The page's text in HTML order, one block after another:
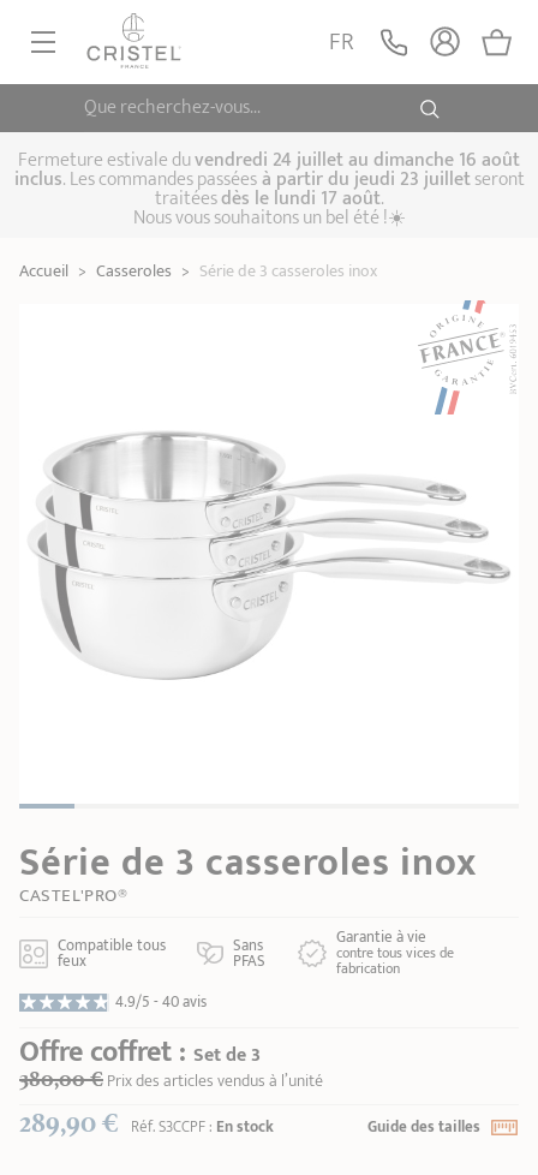
Que recherchez-vous...
FR
GUIDE D'ACHAT
RECETTES & CONSEILS
REFAIRE L'ANTIADHÉSIF
COLLECTIONS
POINTS DE VENTE
CONTACT
POÊLES, SAUTEUSES
CASSEROLES, FAITOUTS
Casseroles Cocottes, faitouts
casseroles
CUISSON VAPEUR
Biome, cuisson
saine
Couscoussiers Cuit-pâtes
Plat à four -
roaster Bains-marie Confitures
Bouilloires Cafetières Théières
Couvercles Poignées et anses Cuisine pratique
Entretien Autres
accessoires
IDÉES ET CARTES CADEAUX
Notre sélection Carte cadeau
Fermeture estivale duvendredi 24 juillet au dimanche 16 août
inclus. Les commandes passéesà partir du jeudi 23 juilletseront
traitéesdès le lundi 17 août.
Nous vous souhaitons un bel été !☀️
Accueil > Casseroles > Série de 3 casseroles inox
Série de 3 casseroles inox
CASTEL'PRO®
Compatible tous
feux
Sans
PFAS
Garantie à vie
contre tous vices de
fabrication
4.9/5 -40 avis
Offre coffret : Set de 3
380,00 €Prix des articles vendus à l’unité
289,90 € Réf.S3CCPF: En stock Guide des tailles
Série de 3 casseroles
inox
Castel'Pro®
289,90 € AJOUTER